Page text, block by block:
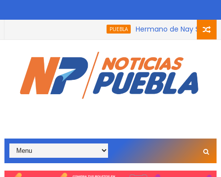
PUEBLA
Hermano de Nay Salvatori